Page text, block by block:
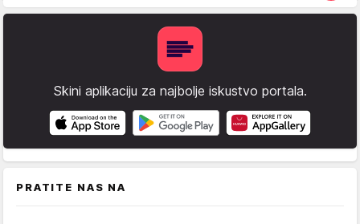
Skini aplikaciju za najbolje iskustvo portala.
PRATITE NAS NA